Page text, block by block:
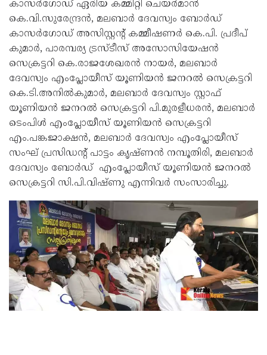
കാസർഗോഡ് ഏരിയ കമ്മിറ്റി ചെയർമാൻ
കെ.വി.സുരേന്ദ്രൻ, മലബാർ ദേവസ്വം ബോർഡ്
കാസർഗോഡ് അസിസ്റ്റന്റ് കമ്മീഷണർ കെ.പി. പ്രദീപ്
കുമാർ, പാരമ്പര്യ ട്രസ്ടീസ് അസോസിയേഷൻ
സെക്രട്ടറി കെ.രാജശേഖരൻ നായർ, മലബാർ
ദേവസ്വം എംപ്ലോയീസ് യൂണിയൻ ജനറൽ സെക്രട്ടറി
കെ.ടി.അനിൽകുമാർ, മലബാർ ദേവസ്വം സ്റ്റാഫ്
യൂണിയൻ ജനറൽ സെക്രട്ടറി പി.മുരളീധരൻ, മലബാർ
ടെംപിൾ എംപ്ലോയീസ് യൂണിയൻ സെക്രട്ടറി
എം.പങ്കജാക്ഷൻ, മലബാർ ദേവസ്വം എംപ്ലോയീസ്
സംഘ് പ്രസിഡന്റ് പാട്ടം കൃഷ്ണൻ നമ്പൂതിരി, മലബാർ
ദേവസ്വം ബോർഡ് എംപ്ലോയീസ് യൂണിയൻ ജനറൽ
സെക്രട്ടറി സി.പി.വിഷ്ണു എന്നിവർ സംസാരിച്ചു.